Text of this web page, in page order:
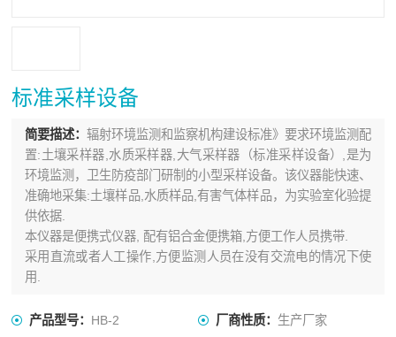
标准采样设备
简要描述： 辐射环境监测和监察机构建设标准》要求环境监测配
置:土壤采样器,水质采样器,大气采样器（标准采样设备）,是为
环境监测，卫生防疫部门研制的小型采样设备。该仪器能快速、
准确地采集:土壤样品,水质样品,有害气体样品，为实验室化验提
供依据.
本仪器是便携式仪器, 配有铝合金便携箱,方便工作人员携带.
采用直流或者人工操作,方便监测人员在没有交流电的情况下使
用.
产品型号： HB-2 厂商性质： 生产厂家